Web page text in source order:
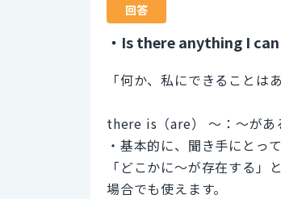
回答
・Is there anything I
「何か、私にできることは
there is（are） ～：～があ
・基本的に、聞き手にとっ
「どこかに～が存在する
場合でも使えます。